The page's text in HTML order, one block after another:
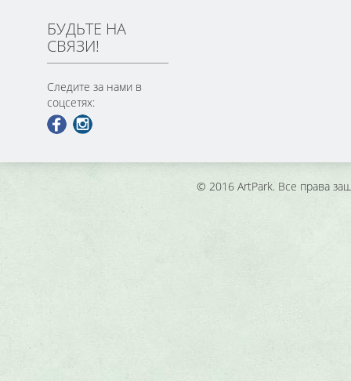
БУДЬТЕ НА
СВЯЗИ!
Следите за нами в
соцсетях:
© 2016 ArtPark. Все права